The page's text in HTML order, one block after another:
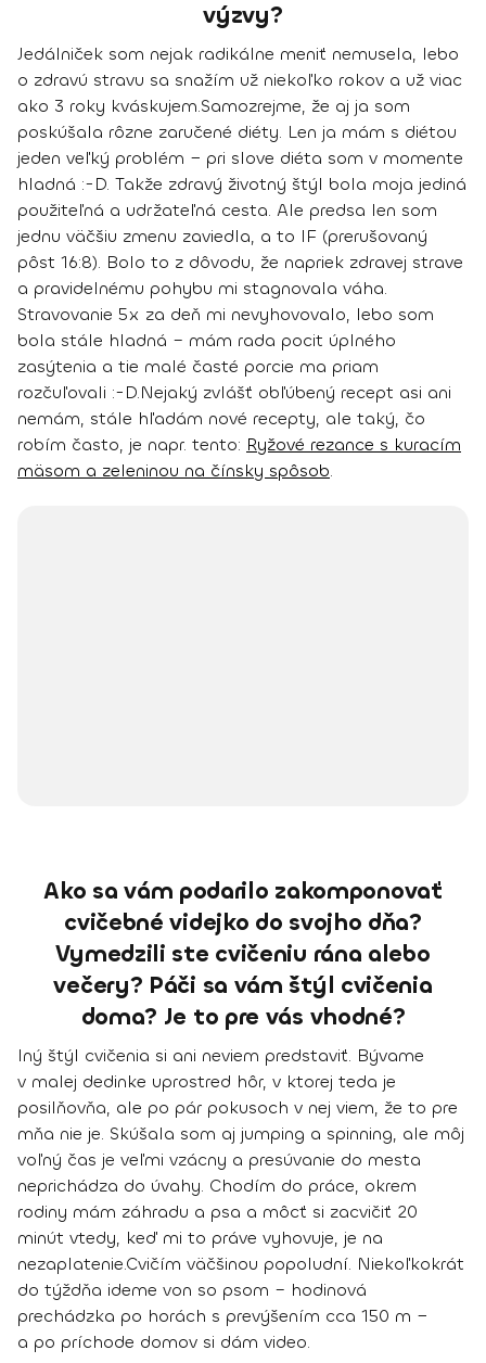
výzvy?
Jedálniček som nejak radikálne meniť nemusela, lebo
o zdravú stravu sa snažím už niekoľko rokov a už viac
ako 3 roky kváskujem.Samozrejme, že aj ja som
poskúšala rôzne zaručené diéty. Len ja mám s diétou
jeden veľký problém − pri slove diéta som v momente
hladná :-D. Takže zdravý životný štýl bola moja jediná
použiteľná a udržateľná cesta. Ale predsa len som
jednu väčšiu zmenu zaviedla, a to IF (prerušovaný
pôst 16:8). Bolo to z dôvodu, že napriek zdravej strave
a pravidelnému pohybu mi stagnovala váha.
Stravovanie 5x za deň mi nevyhovovalo, lebo som
bola stále hladná – mám rada pocit úplného
zasýtenia a tie malé časté porcie ma priam
rozčuľovali :-D.Nejaký zvlášť obľúbený recept asi ani
nemám, stále hľadám nové recepty, ale taký, čo
robím často, je napr. tento: Ryžové rezance s kuracím
mäsom a zeleninou na čínsky spôsob.
Ako sa vám podarilo zakomponovať
cvičebné videjko do svojho dňa?
Vymedzili ste cvičeniu rána alebo
večery? Páči sa vám štýl cvičenia
doma? Je to pre vás vhodné?
Iný štýl cvičenia si ani neviem predstaviť. Bývame
v malej dedinke uprostred hôr, v ktorej teda je
posilňovňa, ale po pár pokusoch v nej viem, že to pre
mňa nie je. Skúšala som aj jumping a spinning, ale môj
voľný čas je veľmi vzácny a presúvanie do mesta
neprichádza do úvahy. Chodím do práce, okrem
rodiny mám záhradu a psa a môcť si zacvičiť 20
minút vtedy, keď mi to práve vyhovuje, je na
nezaplatenie.Cvičím väčšinou popoludní. Niekoľkokrát
do týždňa ideme von so psom – hodinová
prechádzka po horách s prevýšením cca 150 m −
a po príchode domov si dám video.